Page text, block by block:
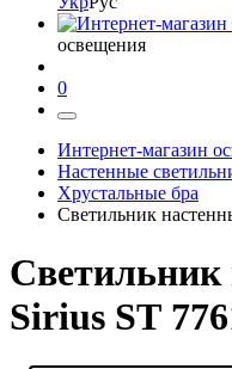
освещения
0
Интернет-магазин
Настенные
Хрустальные бра
Светильник
Светильник
Sirius SТ